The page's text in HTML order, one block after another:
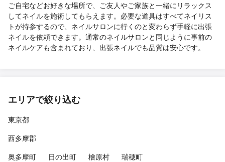
ご自宅などお好きな場所で、ご友人やご家族と一緒にリラックス
してネイルを施術してもらえます。必要な道具はすべてネイリス
トが持参するので、ネイルサロンに行くのと変わらず手軽に出張
ネイルを依頼できます。通常のネイルサロンと同じように事前の
ネイルケアも含まれており、出張ネイルでも品質は安心です。
エリアで絞り込む
東京都
西多摩郡
奥多摩町
日の出町 檜原村 瑞穂町